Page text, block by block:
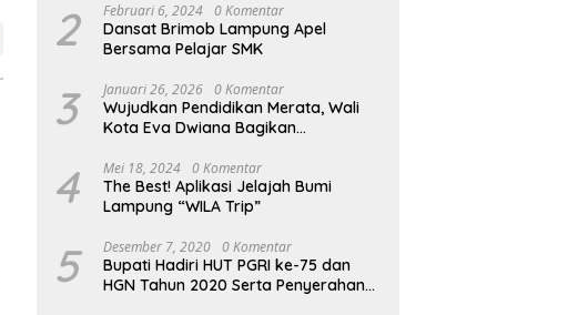
2 Februari 6, 2024 0 Komentar
Dansat Brimob Lampung Apel
Bersama Pelajar SMK
3 Januari 26, 2026 0 Komentar
Wujudkan Pendidikan Merata, Wali
Kota Eva Dwiana Bagikan
Siswa SD dan SMP
4 Mei 18, 2024 0 Komentar
The Best! Aplikasi Jelajah Bumi
Lampung “WILA Trip”
5 Desember 7, 2020 0 Komentar
Bupati Hadiri HUT PGRI ke-75 dan
HGN Tahun 2020 Serta Penyerahan